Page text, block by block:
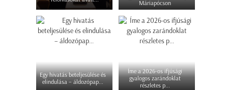
Máriapócson
Egy hivatás beteljesülése és
elindulása – áldozópap...
Íme a 2026-os ifjúsági
gyalogos zarándoklat
részletes p...